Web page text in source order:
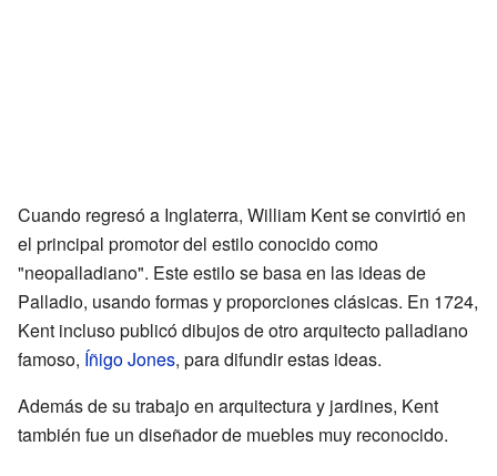
Cuando regresó a Inglaterra, William Kent se convirtió en
el principal promotor del estilo conocido como
"neopalladiano". Este estilo se basa en las ideas de
Palladio, usando formas y proporciones clásicas. En 1724,
Kent incluso publicó dibujos de otro arquitecto palladiano
famoso, Íñigo Jones, para difundir estas ideas.
Además de su trabajo en arquitectura y jardines, Kent
también fue un diseñador de muebles muy reconocido.